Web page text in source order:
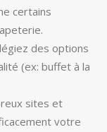
certains
des options
(ex: buffet à la
sites et
votre